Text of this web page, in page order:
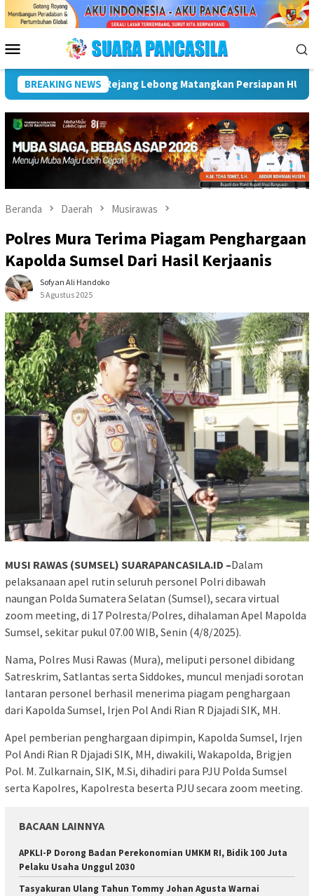
Menu
Mobile
BREAKING NEWS
Plt Bupati Hadiri Pemusnahan Barang Bukti 88 Perkara Di
Beranda Daerah Musirawas
Polres Mura Terima Piagam Penghargaan
Kapolda Sumsel Dari Hasil Kerjaanis
Sofyan Ali Handoko
5 Agustus 2025
MUSI RAWAS (SUMSEL) SUARAPANCASILA.ID –Dalam
pelaksanaan apel rutin seluruh personel Polri dibawah
naungan Polda Sumatera Selatan (Sumsel), secara virtual
zoom meeting, di 17 Polresta/Polres, dihalaman Apel Mapolda
Sumsel, sekitar pukul 07.00 WIB, Senin (4/8/2025).
Nama, Polres Musi Rawas (Mura), meliputi personel dibidang
Satreskrim, Satlantas serta Siddokes, muncul menjadi sorotan
lantaran personel berhasil menerima piagam penghargaan
dari Kapolda Sumsel, Irjen Pol Andi Rian R Djajadi SIK, MH.
Apel pemberian penghargaan dipimpin, Kapolda Sumsel, Irjen
Pol Andi Rian R Djajadi SIK, MH, diwakili, Wakapolda, Brigjen
Pol. M. Zulkarnain, SIK, M.Si, dihadiri para PJU Polda Sumsel
serta Kapolres, Kapolresta beserta PJU secara zoom meeting.
BACAAN LAINNYA
APKLI-P Dorong Badan Perekonomian UMKM RI, Bidik 100 Juta
Pelaku Usaha Unggul 2030
Tasyakuran Ulang Tahun Tommy Johan Agusta Warnai